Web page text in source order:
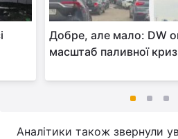
Добре, але мало: DW
масштаб паливної
Аналітики також звернули